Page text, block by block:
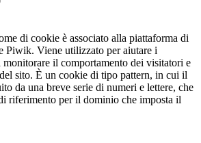
di cookie è associato alla piattaforma di
Piwik. Viene utilizzato per aiutare i
il comportamento dei visitatori e
sito. È un cookie di tipo pattern, in cui il
da una breve serie di numeri e lettere, che
riferimento per il dominio che imposta il